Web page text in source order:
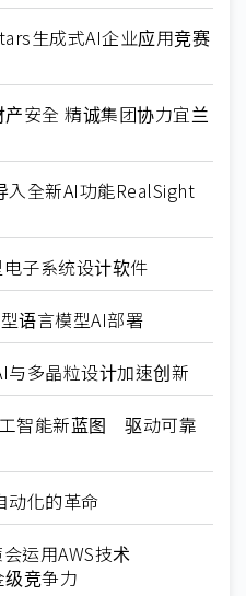
生成式AI企业应用竞赛
安全 精诚集团协力宜兰
入全新AI功能RealSight
子系统设计软件
语言模型AI部署
多晶粒设计加速创新
智能新蓝图 驱动可靠
动化的革命
运用AWS技术
竞争力